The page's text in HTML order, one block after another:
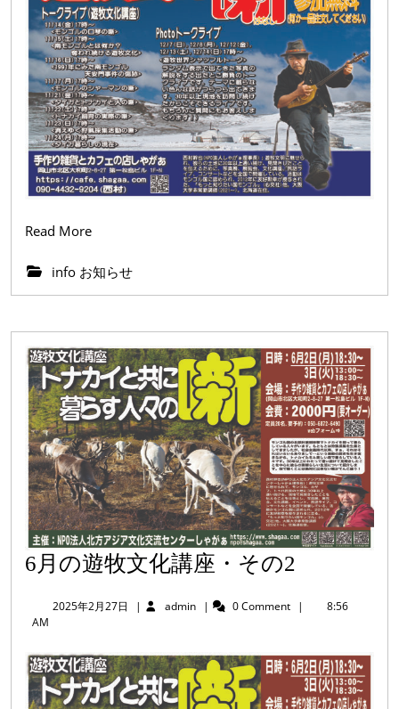
Read MoreRead
info お知らせ
6月の遊牧文化講座・その2
の
牧
文
2025年2月27日 2025
月
27
日
| adminadmin
| 0 Comment |
8:56
AM